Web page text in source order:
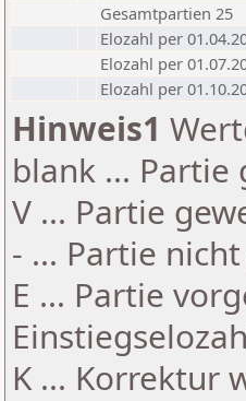
Gesamtpartien 25
Elozahl per
Elozahl per
Elozahl per
Hinweis1
blank ...
V ... Partie
- ... Partie
E ... Partie
K ... Korrektur